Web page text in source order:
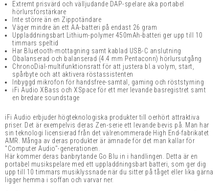
Extremt prisvärd och välljudande DAP-spelare aka portabel
hörlursförstärkare
Inte större än en Zippotändare
Väger mindre än ett AA-batteri på endast 26 gram
Uppladdningsbart Lithium-polymer 450mAh-batteri ger upp till 10
timmars speltid
Har Bluetooth-mottagning samt kablad USB-C anslutning
Obalanserad och balanserad (4.4 mm Pentaconn) hörlursutgång
ChronoDial-multifunktionsratt för att justera bl.a volym, start,
spårbyte och att aktivera röstassistenten
Inbyggd mikrofon för handsfree-samtal, gaming och röststyrning
iFi Audio XBass och XSpace för ett mer levande basregistret samt
en bredare soundstage
iFi Audio erbjuder högteknologiska produkter till oerhört attraktiva
priser. Det är exempelvis deras Zen-serie ett levande bevis på. Man har
sin teknologi licensierad från det välrenommerade High End-fabrikatet
AMR. Många av deras produkter är ämnade för det man kallar för
"Computer Audio"-generationen.
Här kommer deras banbrytande Go Blu in i handlingen. Detta är en
portabel musikspelare med ett uppladdningsbart batteri, som ger dig
upp till 10 timmars musiklyssnade när du sitter på tåget eller lika gärna
ligger hemma i soffan och varvar ner.